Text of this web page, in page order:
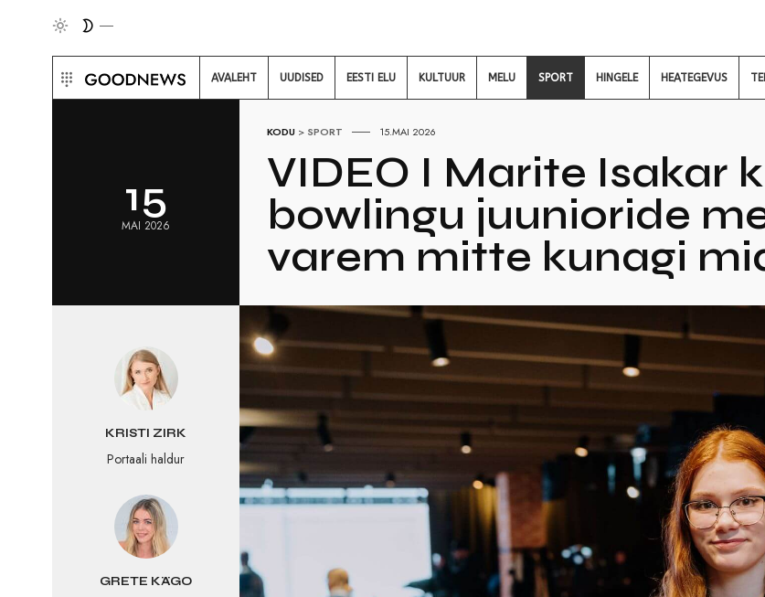
AVALEHT UUDISED EESTI ELU KULTUUR MELU SPORT HINGELE HEATEGEVUS
15
MAI 2026
KODU > SPORT 15.MAI 2026
VIDEO I Marite Isakar
bowlingu juunioride
varem mitte kunagi
KRISTI ZIRK
Portaali haldur
GRETE KÄGO